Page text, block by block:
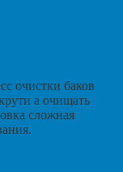
очистки баков
а очищать
сложная